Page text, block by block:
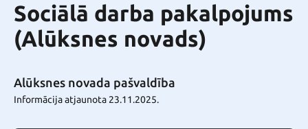
Sociālā darba pakalpojums
(Alūksnes novads)
Alūksnes novada pašvaldība
Informācija atjaunota 23.11.2025.